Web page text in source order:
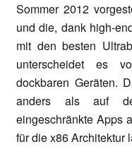
Sommer 2012
und die, dank high-
mit den besten
unterscheidet es
dockbaren Geräten.
anders als auf
eingeschränkte Apps
für die x86 Architektur